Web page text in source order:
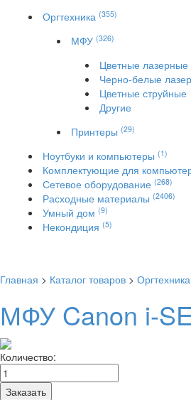
Оргтехника (355)
МФУ (326)
Цветные лазерные
Черно-белые
Цветные струйные
Другие
Принтеры (29)
Ноутбуки и компьютеры (1)
Комплектующие для
Сетевое оборудование (268)
Расходные материалы (2406)
Умный дом (9)
Некондиция (5)
Главная > Каталог товаров > Оргтехника
МФУ Canon i-
Количество:
Заказать